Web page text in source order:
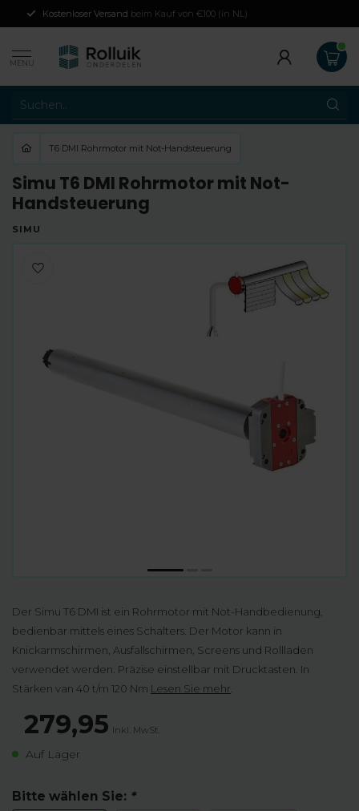
Kostenloser Versand beim Kauf von €100 (in NL)
MENU
T6 DMI Rohrmotor mit Not-Handsteuerung
Simu T6 DMI Rohrmotor mit Not-
Handsteuerung
SIMU
Der Simu T6 DMI ist ein Rohrmotor mit Not-Handbedienung,
bedienbar mittels eines Schalters. Der Motor kann in
Knickarmschirmen, Ausfallschirmen, Screens und Rollladen
verwendet werden. Präzise einstellbar mit Drucktasten. In
Stärken van 40 t/m 120 Nm Lesen Sie mehr
279,95 Inkl. MwSt.
Auf Lager
Bitte wählen Sie: *